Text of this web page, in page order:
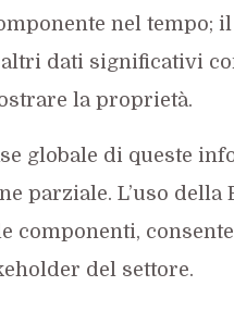
nel tempo;
dati significativi
la proprietà.
globale di queste
parziale. L’uso
componenti,
del settore.